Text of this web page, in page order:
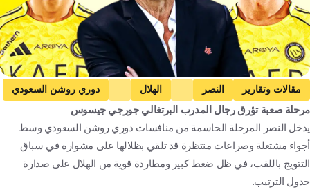
مقالات وتقارير النصر الهلال
دوري روشن السعودي
جورج جيسوس
كريستيانو رونالدو
جواو فيليكس
المملكة العربية السعودية
البرتغال كرة قدم
مرحلة صعبة تؤرق رجال المدرب البرتغالي جورجي جيسوس
يدخل النصر المرحلة الحاسمة من منافسات دوري روشن السعودي وسط
أجواء مشتعلة وصراعات منتظرة قد تلقي بظلالها على مشواره في سباق
التتويج باللقب، في ظل ضغط كبير ومطاردة قوية من الهلال على صدارة
جدول الترتيب.